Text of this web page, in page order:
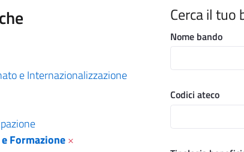
- Servizi Digitali
e Internazionalizzazione
Formazione×
Cerca il tuo
Nome bando
Codici ateco